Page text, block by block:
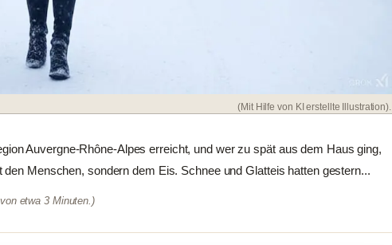
(Mit Hilfe von KI erstellte Illustration).
Auvergne-Rhône-Alpes erreicht, und wer zu spät aus dem Haus ging,
Menschen, sondern dem Eis. Schnee und Glatteis hatten gestern...
etwa 3 Minuten.)